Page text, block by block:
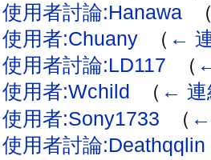
使用者討論:Hanawa‎
使用者:Chuany‎ （ ←
使用者討論:LD117
（
使用者:Wchild
（ ← 連
使用者:Sony1733
（ ←
使用者討論:Deathqqlin